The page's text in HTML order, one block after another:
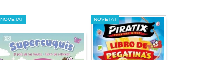
NOVETAT NOVETAT